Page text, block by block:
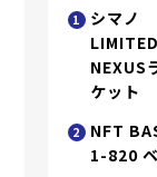
1
シマノ
NEXUS
ケット
2
NFT
1-820